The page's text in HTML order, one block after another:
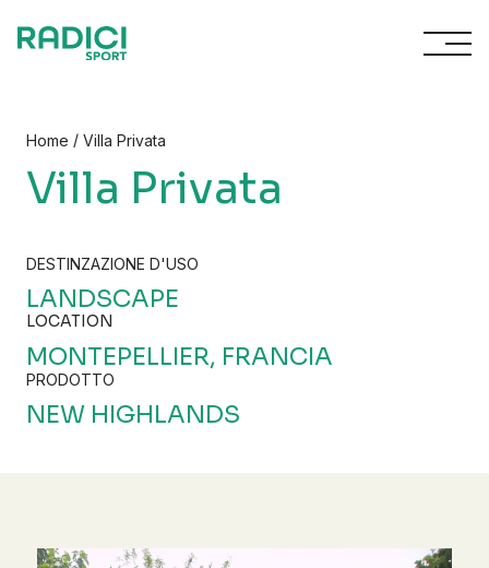
Home / Villa Privata
Villa Privata
DESTINZAZIONE D'USO
LANDSCAPE
LOCATION
MONTEPELLIER, FRANCIA
PRODOTTO
NEW HIGHLANDS